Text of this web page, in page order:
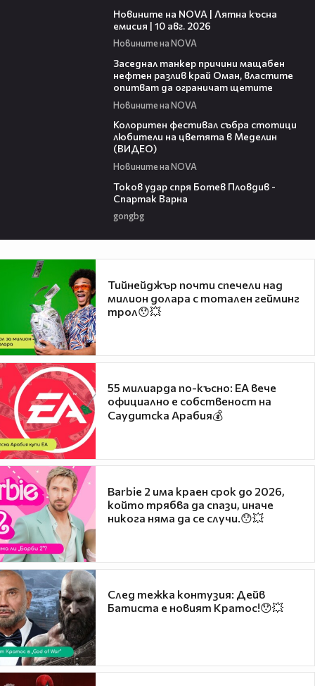
Новините на NOVA | Лятна късна
емисия | 10 авг. 2026
Новините на NOVA
Заседнал танкер причини мащабен
нефтен разлив край Оман, властите
опитват да ограничат щетите
Новините на NOVA
Колоритен фестивал събра стотици
любители на цветята в Меделин
(ВИДЕО)
Новините на NOVA
Токов удар спря Ботев Пловдив -
Спартак Варна
gongbg
Тийнейджър почти спечели над
милион долара с тотален гейминг
трол😯💥
55 милиарда по-късно: EA вече
официално е собственост на
Саудитска Арабия💰
Barbie 2 има краен срок до 2026,
който трябва да спази, иначе
никога няма да се случи.😯💥
След тежка контузия: Дейв
Батиста е новият Кратос!😯💥